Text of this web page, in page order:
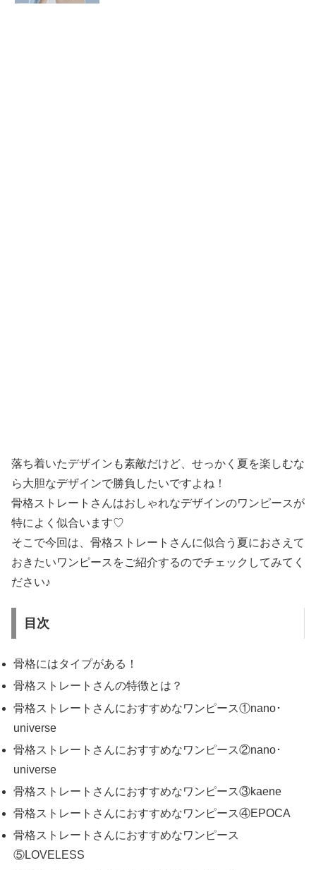
落ち着いたデザインも素敵だけど、せっかく夏を楽しむな
ら大胆なデザインで勝負したいですよね！
骨格ストレートさんはおしゃれなデザインのワンピースが
特によく似合います♡
そこで今回は、骨格ストレートさんに似合う夏におさえて
おきたいワンピースをご紹介するのでチェックしてみてく
ださい♪
目次
骨格にはタイプがある！
骨格ストレートさんの特徴とは？
骨格ストレートさんにおすすめなワンピース①nano･
universe
骨格ストレートさんにおすすめなワンピース②nano･
universe
骨格ストレートさんにおすすめなワンピース③kaene
骨格ストレートさんにおすすめなワンピース④EPOCA
骨格ストレートさんにおすすめなワンピース
⑤LOVELESS